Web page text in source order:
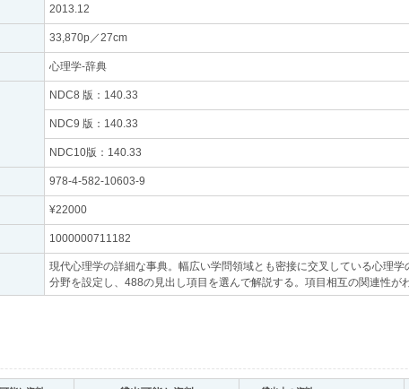
2013.12
33,870p／27cm
心理学-辞典
NDC8 版：140.33
NDC9 版：140.33
NDC10版：140.33
978-4-582-10603-9
¥22000
1000000711182
現代心理学の詳細な事典。幅広い学問領域とも密接に交叉している心理
分野を設定し、488の見出し項目を選んで解説する。項目相互の関連性が